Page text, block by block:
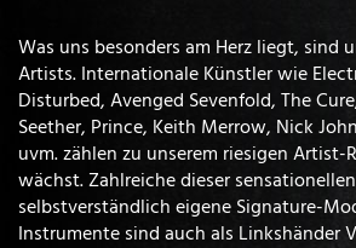
Was uns besonders am Herz liegt, sind
Artists. Internationale Künstler wie
Disturbed, Avenged Sevenfold, The
Seether, Prince, Keith Merrow, Nick
uvm. zählen zu unserem riesigen Artist-
wächst. Zahlreiche dieser
selbstverständlich eigene Signature-
Instrumente sind auch als Linkshänder